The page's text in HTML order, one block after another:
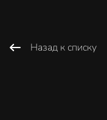
Назад к списку